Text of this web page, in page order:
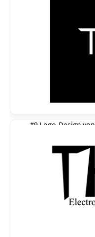
#9 Logo-Design von